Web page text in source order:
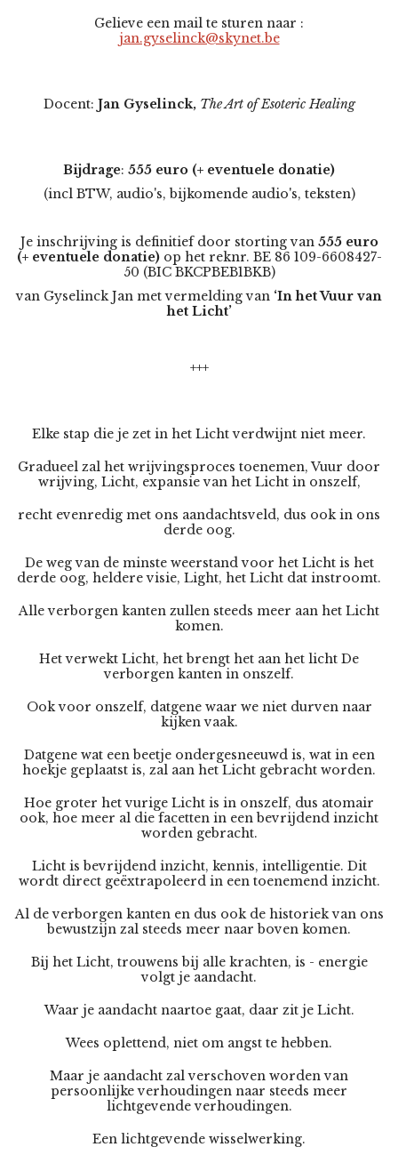
Gelieve een mail te sturen naar :
jan.gyselinck@skynet.be
Docent: Jan Gyselinck, The Art of Esoteric Healing
Bijdrage: 555 euro (+ eventuele donatie)
(incl BTW, audio's, bijkomende audio's, teksten)
Je inschrijving is definitief door storting van555euro
(+ eventuele donatie) op het reknr. BE 86 109-6608427-
50 (BIC BKCPBEB1BKB)
van Gyselinck Jan met vermelding van ‘In het Vuur van
het Licht’
+++
Elke stap die je zet in het Licht verdwijnt niet meer.
Gradueel zal het wrijvingsproces toenemen, Vuur door
wrijving, Licht, expansie van het Licht in onszelf,
recht evenredig met ons aandachtsveld, dus ook in ons
derde oog.
De weg van de minste weerstand voor het Licht is het
derde oog, heldere visie, Light, het Licht dat instroomt.
Alle verborgen kanten zullen steeds meer aan het Licht
komen.
Het verwekt Licht, het brengt het aan het licht De
verborgen kanten in onszelf.
Ook voor onszelf, datgene waar we niet durven naar
kijken vaak.
Datgene wat een beetje ondergesneeuwd is, wat in een
hoekje geplaatst is, zal aan het Licht gebracht worden.
Hoe groter het vurige Licht is in onszelf, dus atomair
ook, hoe meer al die facetten in een bevrijdend inzicht
worden gebracht.
Licht is bevrijdend inzicht, kennis, intelligentie. Dit
wordt direct geëxtrapoleerd in een toenemend inzicht.
Al de verborgen kanten en dus ook de historiek van ons
bewustzijn zal steeds meer naar boven komen.
Bij het Licht, trouwens bij alle krachten, is - energie
volgt je aandacht.
Waar je aandacht naartoe gaat, daar zit je Licht.
Wees oplettend, niet om angst te hebben.
Maar je aandacht zal verschoven worden van
persoonlijke verhoudingen naar steeds meer
lichtgevende verhoudingen.
Een lichtgevende wisselwerking.